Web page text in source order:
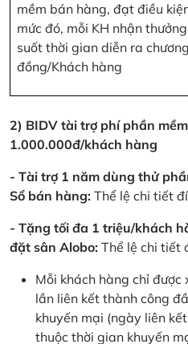
mềm bán hàng, đạt điều
mức đó, mỗi KH nhận
suốt thời gian diễn ra
đồng/Khách hàng
2) BIDV tài trợ phí phần
1.000.000đ/khách hàng
- Tài trợ 1 năm dùng thử
Sổ bán hàng: Thể lệ chi tiết
- Tặng tối đa 1 triệu/khách
đặt sân Alobo: Thể lệ chi tiết
Mỗi khách hàng chỉ
lần liên kết thành công
khuyến mại (ngày liên
thuộc thời gian khuyến